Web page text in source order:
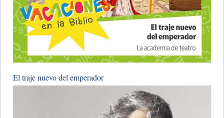
El traje nuevo del emperador